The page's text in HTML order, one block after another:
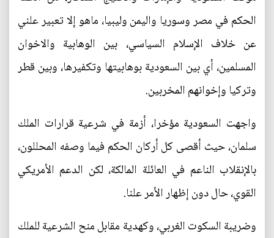
الحكم في مصر وسوريا واليمن وليبيا، ماهو إلا تعبير علني
عن خلاف الإسلام السياسي، بين الوهابية والاخوان
المسلمين، أي بين السعودية بوهابيتها وتكفيرها، وبين قطر
وتركيا وإخوانهم المخربين.
واجهت السعودية مؤخرا، أزمة في شرعية قرارات الملك
سلمان، حيث أقصى كل أركان الحكم فيما وصفه المحللون،
بالإنقلاب الناعم في العائلة المالكة، لكن الدعم الأمريكي
القوي، حال دون إظهار الأمر علنا.
وضريبة السكوت الغربي، وكهدية مقابل منح الشرعية للملك